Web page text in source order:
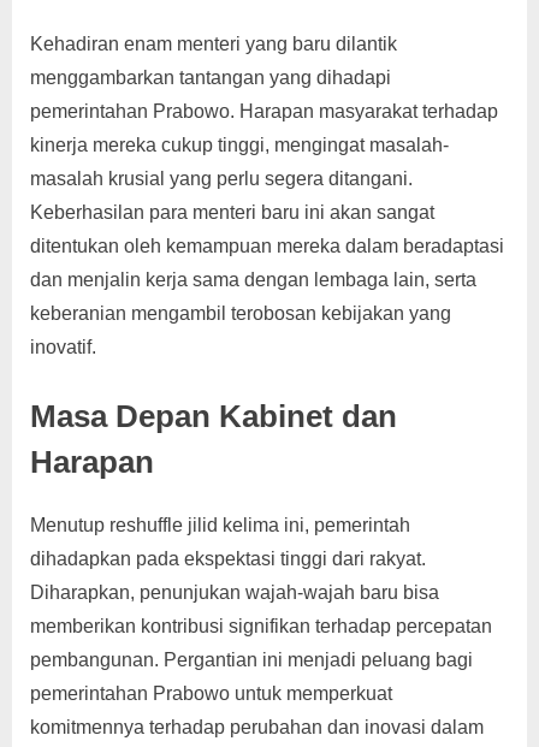
Kehadiran enam menteri yang baru dilantik
menggambarkan tantangan yang dihadapi
pemerintahan Prabowo. Harapan masyarakat terhadap
kinerja mereka cukup tinggi, mengingat masalah-
masalah krusial yang perlu segera ditangani.
Keberhasilan para menteri baru ini akan sangat
ditentukan oleh kemampuan mereka dalam beradaptasi
dan menjalin kerja sama dengan lembaga lain, serta
keberanian mengambil terobosan kebijakan yang
inovatif.
Masa Depan Kabinet dan
Harapan
Menutup reshuffle jilid kelima ini, pemerintah
dihadapkan pada ekspektasi tinggi dari rakyat.
Diharapkan, penunjukan wajah-wajah baru bisa
memberikan kontribusi signifikan terhadap percepatan
pembangunan. Pergantian ini menjadi peluang bagi
pemerintahan Prabowo untuk memperkuat
komitmennya terhadap perubahan dan inovasi dalam